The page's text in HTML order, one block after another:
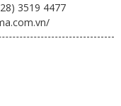
3519 4477